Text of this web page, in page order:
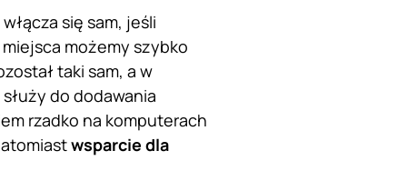
się sam, jeśli
możemy szybko
taki sam, a w
do dodawania
rzadko na komputerach
wsparcie dla